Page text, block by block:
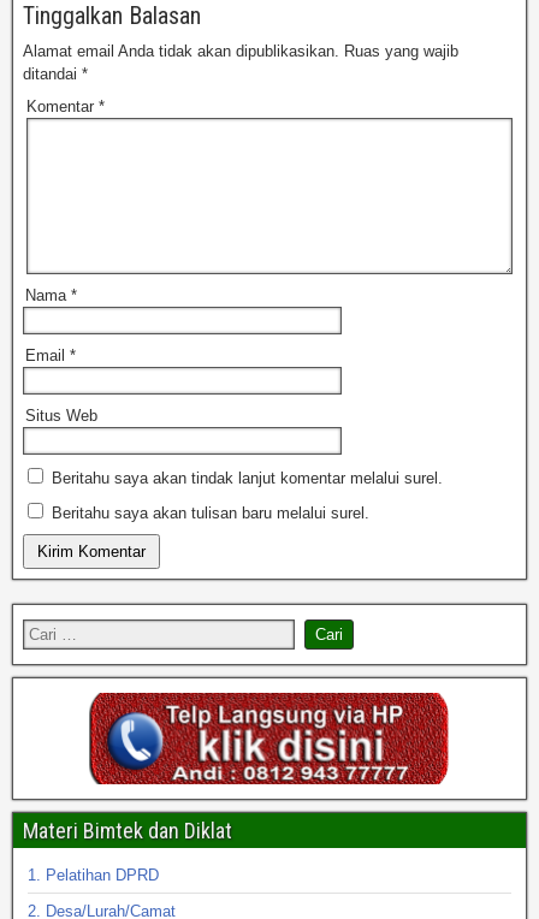
Tinggalkan Balasan
Alamat email Anda tidak akan dipublikasikan. Ruas yang wajib
ditandai *
Komentar *
Nama *
Email *
Situs Web
Beritahu saya akan tindak lanjut komentar melalui surel.
Beritahu saya akan tulisan baru melalui surel.
Materi Bimtek dan Diklat
1. Pelatihan DPRD
2. Desa/Lurah/Camat